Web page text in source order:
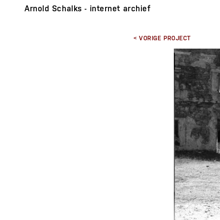
Arnold Schalks - internet archief
< VORIGE PROJECT